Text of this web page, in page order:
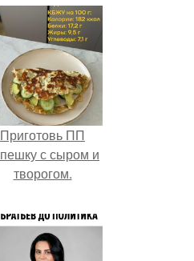
Приготовь ПП
с сыром и
творогом.